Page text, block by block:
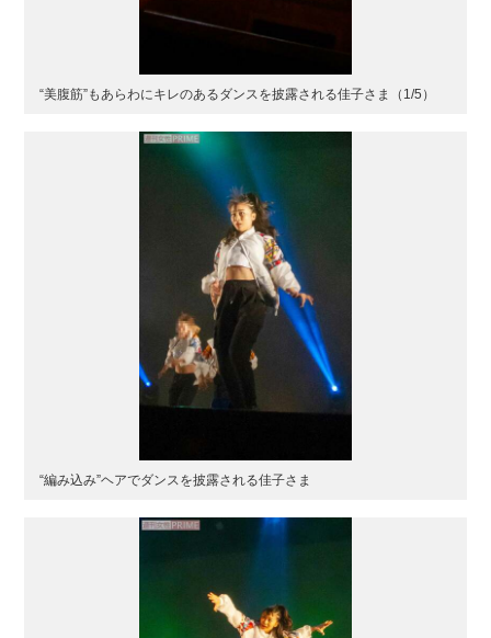
“美腹筋”もあらわにキレのあるダンスを披露される佳子さま（1/5）
“編み込み”ヘアでダンスを披露される佳子さま